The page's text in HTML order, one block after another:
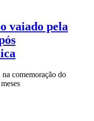
vaiado pela
comemoração do